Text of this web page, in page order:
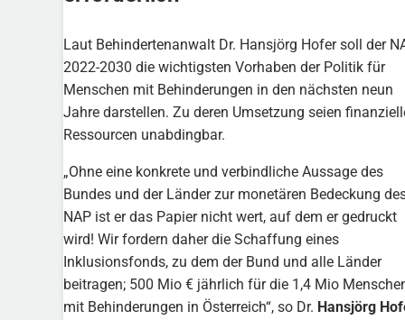
Laut Behindertenanwalt Dr. Hansjörg Hofer soll der
2022-2030 die wichtigsten Vorhaben der Politik für
Menschen mit Behinderungen in den nächsten neun
Jahre darstellen. Zu deren Umsetzung seien
Ressourcen unabdingbar.
„Ohne eine konkrete und verbindliche Aussage des
Bundes und der Länder zur monetären Bedeckung
NAP ist er das Papier nicht wert, auf dem er gedruckt
wird! Wir fordern daher die Schaffung eines
Inklusionsfonds, zu dem der Bund und alle Länder
beitragen; 500 Mio € jährlich für die 1,4 Mio
mit Behinderungen in Österreich“, so Dr. Hansjörg